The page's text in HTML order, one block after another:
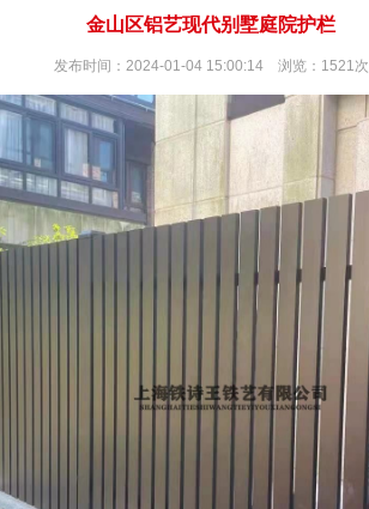
金山区铝艺现代别墅庭院护栏
发布时间：2024-01-04 15:00:14 浏览：1521次